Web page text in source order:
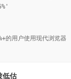
的用户使用现代浏览器
低估